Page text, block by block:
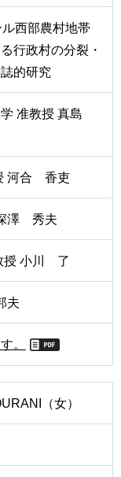
西部農村地帯
行政村の分裂・
的研究
学 准教授 真島
河合 香吏
澤 秀夫
授 小川 了
夫
。
（女）